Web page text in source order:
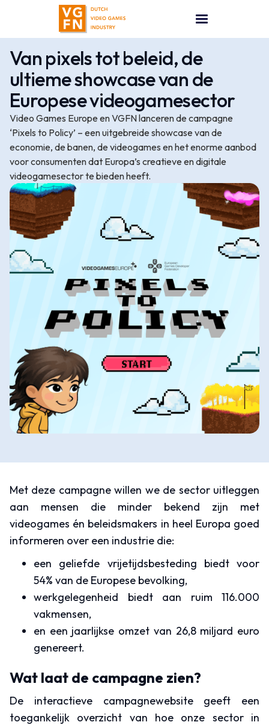
Van pixels tot beleid, de
ultieme showcase van de
Europese videogamesector
Video Games Europe en VGFN lanceren de campagne
‘Pixels to Policy’ – een uitgebreide showcase van de
economie, de banen, de videogames en het enorme aanbod
voor consumenten dat Europa’s creatieve en digitale
videogamesector te bieden heeft.
Met deze campagne willen we de sector uitleggen
aan mensen die minder bekend zijn met
videogames én beleidsmakers in heel Europa goed
informeren over een industrie die:
een geliefde vrijetijdsbesteding biedt voor
54% van de Europese bevolking,
werkgelegenheid biedt aan ruim 116.000
vakmensen,
en een jaarlijkse omzet van 26,8 miljard euro
genereert.
Wat laat de campagne zien?
De interactieve campagnewebsite geeft een
toegankelijk overzicht van hoe onze sector in